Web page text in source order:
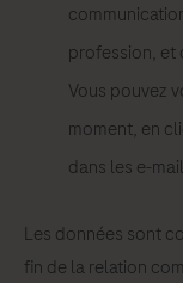
profession, et
Vous pouvez
moment, en
dans les e-
Les données sont
fin de la relation